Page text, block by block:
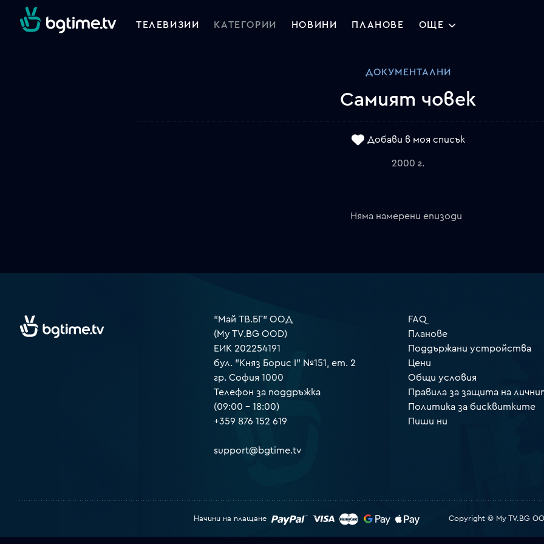
ТЕЛЕВИЗИИ КАТЕГОРИИ НОВИНИ ПЛАНОВЕ ОЩЕ
ДОКУМЕНТАЛНИ
Самият човек
Добави в моя списък
2000 г.
Няма намерени епизоди
"Май ТВ.БГ" ООД
(My TV.BG OOD)
ЕИК 202254191
бул. "Княз Борис I" №151, ет. 2
гр. София 1000
Телефон за поддръжка
(09:00 – 18:00)
+359 876 152 619
support@bgtime.tv
FAQ
Планове
Поддържани устройства
Цени
Общи условия
Правила за защита на
Политика за бисквитките
Пиши ни
Начини на плащане Copyright © My TV.BG